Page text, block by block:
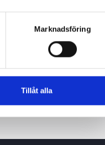
Marknadsföring
Tillåt alla